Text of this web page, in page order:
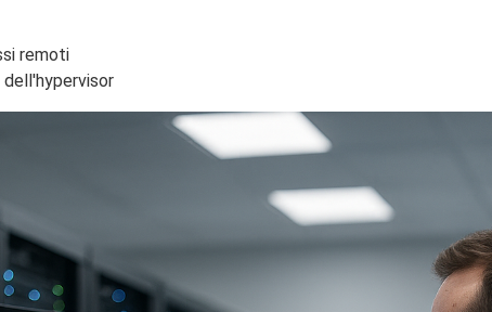
remoti